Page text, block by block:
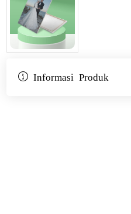
Informasi Produk